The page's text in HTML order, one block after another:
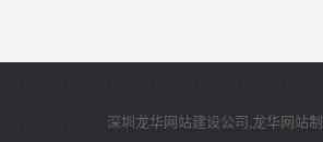
深圳龙华网站建设公司,龙华网站